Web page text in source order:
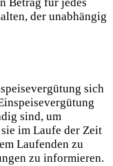
Betrag für jedes
der unabhängig
sich
sind, um
im Laufe der Zeit
Laufenden zu
zu informieren.